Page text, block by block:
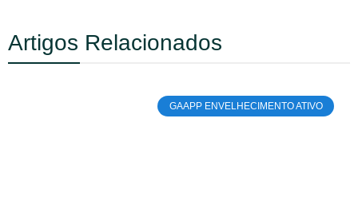
Artigos Relacionados
GAAPP ENVELHECIMENTO ATIVO